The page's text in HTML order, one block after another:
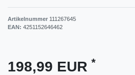
Artikelnummer 111267645
EAN: 4251152646462
198,99 EUR *